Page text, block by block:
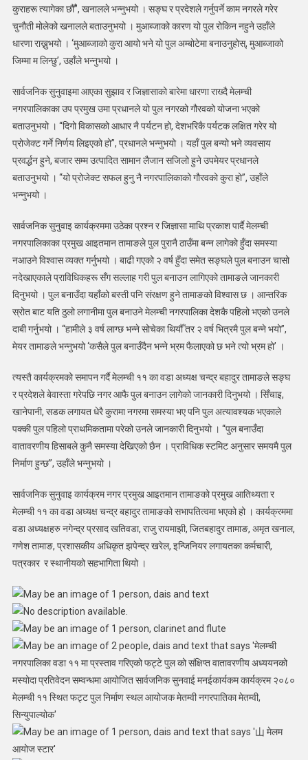
कुराहरू त्यागेका छौँ”, खनालले भन्नुभयो । सङ्घ र प्रदेशले गर्नुपर्ने काम नगरले गरेर
चुनौती मोलेको खनालले बताउनुभयो । मुआब्जाको कारण यो पुल रोकिन नहुने उहाँले
धारणा राख्नुभयो । ‘मुआब्जाको कुरा आयो भने यो पुल अम्बोटेमा बनाउनुहोस्, मुआब्जाको
जिम्मा म लिन्छु’, उहाँले भन्नुभयो ।
सार्वजनिक सुनुवाइमा आएका सुझाव र जिज्ञासाको बारेमा धारणा राख्दै मेलम्ची
नगरपालिकाका उप प्रमुख उमा प्रधानले यो पुल नगरको गौरवको योजना भएको
बताउनुभयो । “दिगो विकासको आधार नै पर्यटन हो, देशभरिकै पर्यटक लक्षित गरेर यो
प्रोजेक्ट गर्ने निर्णय लिइएको हो”, प्रधानले भन्नुभयो । यहाँ पुल बन्यो भने व्यवसाय
प्रवर्द्धन हुने, बजार सम्म उत्पादित सामान लैजान सजिलो हुने उपमेयर प्रधानले
बताउनुभयो । “यो प्रोजेक्ट सफल हुनु नै नगरपालिकाको गौरवको कुरा हो”, उहाँले
भन्नुभयो ।
सार्वजनिक सुनुवाइ कार्यक्रममा उठेका प्रश्न र जिज्ञासा माथि प्रकाश पार्दै मेलम्ची
नगरपालिकाका प्रमुख आइतमान तामाङले पुल पुरानै ठाउँमा बन्न लागेको हुँदा समस्या
नआउने विश्वास व्यक्त गर्नुभयो । बाढी गएको २ वर्ष हुँदा समेत सङ्घले पुल बनाउन चासो
नदेखाएकाले प्राविधिकहरू सँग सल्लाह गरी पुल बनाउन लागिएको तामाङले जानकारी
दिनुभयो । पुल बनाउँदा यहाँको बस्ती पनि संरक्षण हुने तामाङको विश्वास छ । आन्तरिक
स्रोत बाट यति ठुलो लगानीमा पुल बनाउने मेलम्ची नगरपालिका देशकै पहिलो भएको उनले
दाबी गर्नुभयो । “हामीले ३ वर्ष लाग्छ भन्ने सोचेका थियौँ तर २ वर्ष भित्रमै पुल बन्ने भयो”,
मेयर तामाङले भन्नुभयो ‘कसैले पुल बनाउँदैन भन्ने भ्रम फैलाएको छ भने त्यो भ्रम हो’ ।
त्यस्तै कार्यक्रमको समापन गर्दै मेलम्ची ११ का वडा अध्यक्ष चन्द्र बहादुर तामाङले सङ्घ
र प्रदेशले बेवास्ता गरेपछि नगर आफै पुल बनाउन लागेको जानकारी दिनुभयो । सिँचाइ,
खानेपानी, सडक लगायत धेरै कुरामा नगरमा समस्या भए पनि पुल अत्यावश्यक भएकाले
पक्की पुल पहिलो प्राथमिकतामा परेको उनले जानकारी दिनुभयो । “पुल बनाउँदा
वातावरणीय हिसाबले कुनै समस्या देखिएको छैन । प्राविधिक स्टमिट अनुसार समयमै पुल
निर्माण हुन्छ”, उहाँले भन्नुभयो ।
सार्वजनिक सुनुवाइ कार्यक्रम नगर प्रमुख आइतमान तामाङको प्रमुख आतिथ्यता र
मेलम्ची ११ का वडा अध्यक्ष चन्द्र बहादुर तामाङको सभापतित्वमा भएको हो । कार्यक्रममा
वडा अध्यक्षहरु नगेन्द्र प्रसाद खतिवडा, राजु रायमाझी, जितबहादुर तामाङ, अमृत खनाल,
गणेश तामाङ, प्रशासकीय अधिकृत झपेन्द्र खरेल, इन्जिनियर लगायतका कर्मचारी,
पत्रकार र स्थानीयको सहभागिता थियो ।